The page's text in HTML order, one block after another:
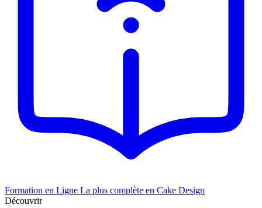
Formation en Ligne La plus complète en Cake Design
Découvrir